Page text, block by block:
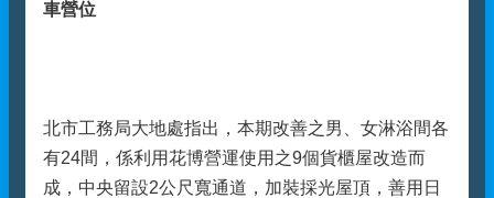
車營位
北市工務局大地處指出，本期改善之男、女淋浴間各
有24間，係利用花博營運使用之9個貨櫃屋改造而
成，中央留設2公尺寬通道，加裝採光屋頂，善用日